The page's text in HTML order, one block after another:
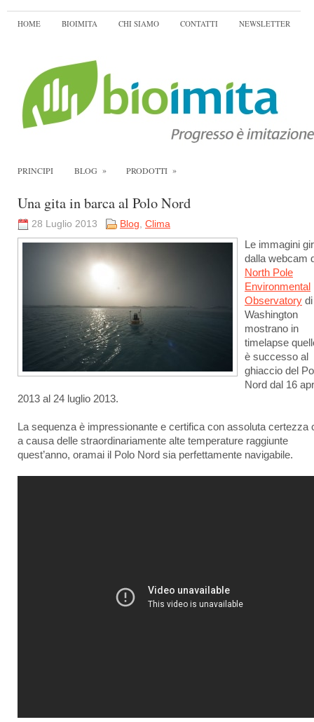
HOME BIOIMITA CHI SIAMO CONTATTI NEWSLETTER
PRINCIPI BLOG » PRODOTTI »
Una gita in barca al Polo Nord
28 Luglio 2013 Blog, Clima
Le immagini
dalla webcam
North Pole
Environmental
Observatory di
Washington
mostrano in
timelapse
è successo al
ghiaccio del
Nord dal 16
2013 al 24 luglio 2013.
La sequenza è impressionante e certifica con assoluta certezza
a causa delle straordinariamente alte temperature raggiunte
quest’anno, oramai il Polo Nord sia perfettamente navigabile.